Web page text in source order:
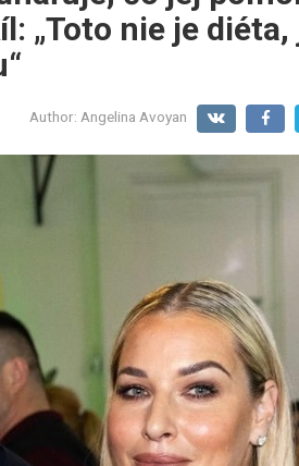
„Toto nie je diéta,
Author: Angelina Avoyan